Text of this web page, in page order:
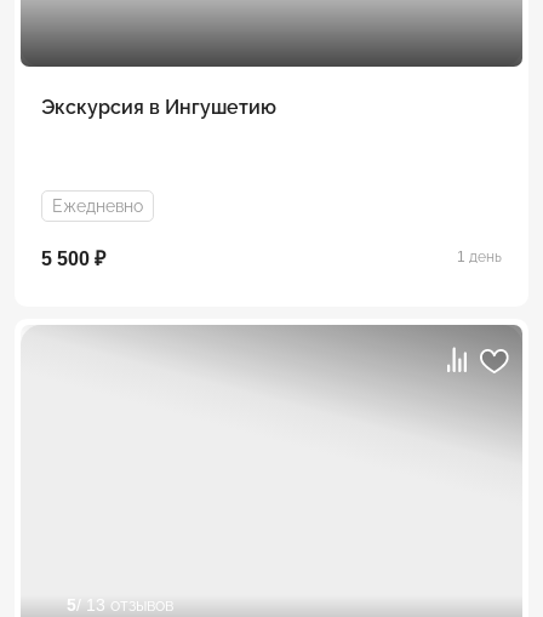
Экскурсия в Ингушетию
Ежедневно
5 500 ₽ 1 день
5/ 13 отзывов